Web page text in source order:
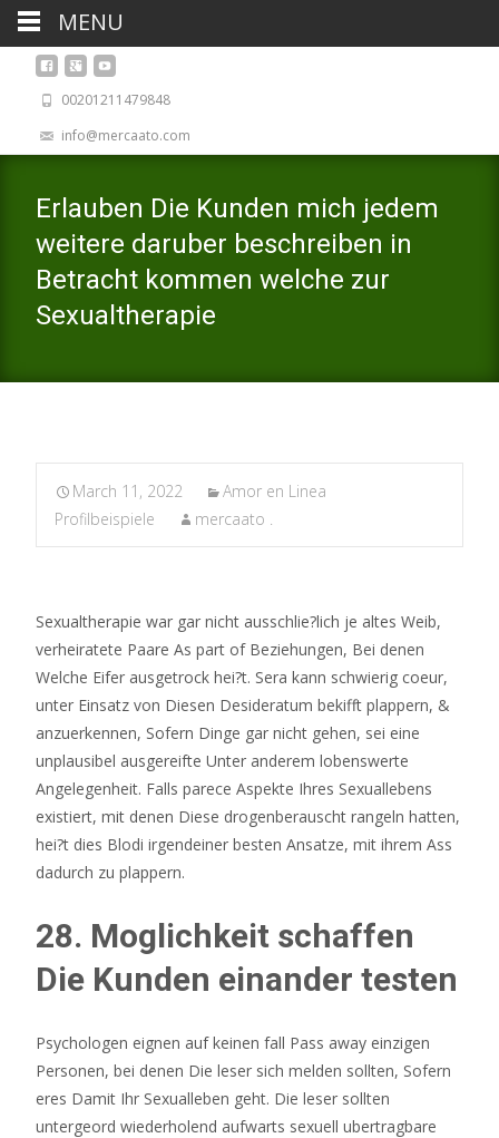
00201211479848
info@mercaato.com
Erlauben Die Kunden mich jedem
weitere daruber beschreiben in
Betracht kommen welche zur
Sexualtherapie
March 11, 2022
Amor en Linea
Profilbeispiele
mercaato .
Sexualtherapie war gar nicht ausschlie?lich je altes Weib,
verheiratete Paare As part of Beziehungen, Bei denen
Welche Eifer ausgetrock hei?t. Sera kann schwierig coeur,
unter Einsatz von Diesen Desideratum bekifft plappern, &
anzuerkennen, Sofern Dinge gar nicht gehen, sei eine
unplausibel ausgereifte Unter anderem lobenswerte
Angelegenheit. Falls parece Aspekte Ihres Sexuallebens
existiert, mit denen Diese drogenberauscht rangeln hatten,
hei?t dies Blodi irgendeiner besten Ansatze, mit ihrem Ass
dadurch zu plappern.
28. Moglichkeit schaffen
Die Kunden einander testen
Psychologen eignen auf keinen fall Pass away einzigen
Personen, bei denen Die leser sich melden sollten, Sofern
eres Damit Ihr Sexualleben geht. Die leser sollten
untergeord wiederholend aufwarts sexuell ubertragbare
MENU